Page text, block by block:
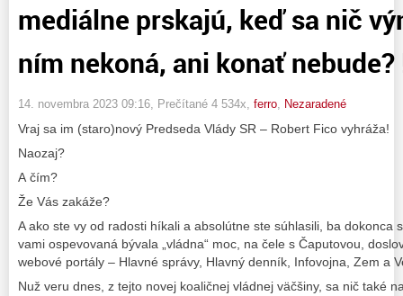
mediálne prskajú, keď sa nič
ním nekoná, ani konať nebude?
14. novembra 2023 09:16 , Prečítané 4 534x, ferro Nezaradené
Vraj sa im (staro)nový Predseda Vlády SR – Robert Fico vyhráža!
Naozaj?
A čím?
Že Vás zakáže?
A ako ste vy od radosti híkali a absolútne ste súhlasili, ba dokonca
vami ospevovaná bývala „vládna“ moc, na čele s Čaputovou,
webové portály – Hlavné správy, Hlavný denník, Infovojna, Zem a
Nuž veru dnes, z tejto novej koaličnej vládnej väčšiny, sa nič také